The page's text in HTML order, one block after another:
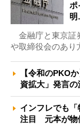
ポ
金融庁と東京証
や取締役会のあり
【令和のPKO
資拡大」発言
インフレでも
注目 元本が物